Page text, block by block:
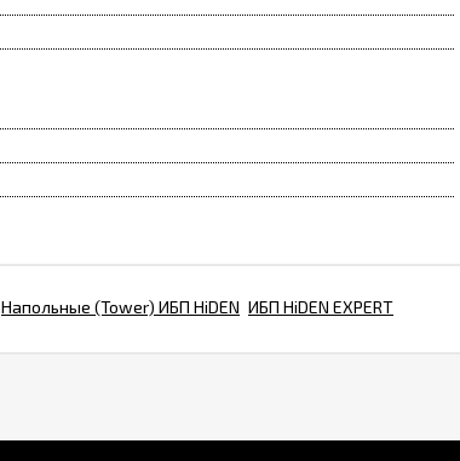
Напольные (Tower) ИБП HiDEN ИБП HiDEN EXPERT